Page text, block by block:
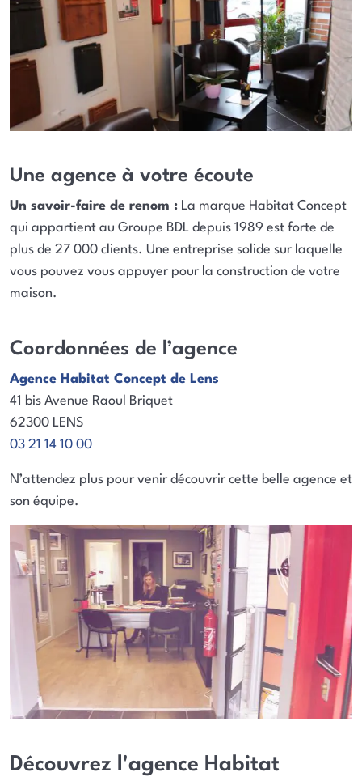
Une agence à votre écoute
Un savoir-faire de renom : La marque Habitat Concept
qui appartient au Groupe BDL depuis 1989 est forte de
plus de 27 000 clients. Une entreprise solide sur laquelle
vous pouvez vous appuyer pour la construction de votre
maison.
Coordonnées de l’agence
Agence Habitat Concept de Lens
41 bis Avenue Raoul Briquet
62300 LENS
03 21 14 10 00
N’attendez plus pour venir découvrir cette belle agence et
son équipe.
Découvrez l'agence Habitat